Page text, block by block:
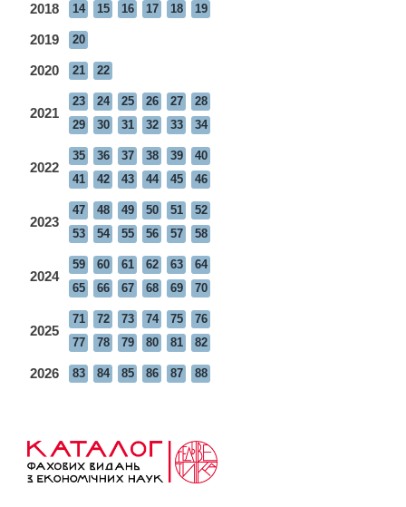
2018 14 15 16 17 18 19
2019 20
2020 21 22
2021
23 24 25 26 27
28
29
30 31 32 33 34
2022
35 36 37 38 39
40
41
42 43 44 45 46
2023
47 48 49 50 51
52
53
54 55 56 57 58
2024
59 60 61 62 63
64
65
66 67 68 69 70
2025
71 72 73 74 75
76
77
78 79 80 81 82
2026 83 84 85 86 87 88